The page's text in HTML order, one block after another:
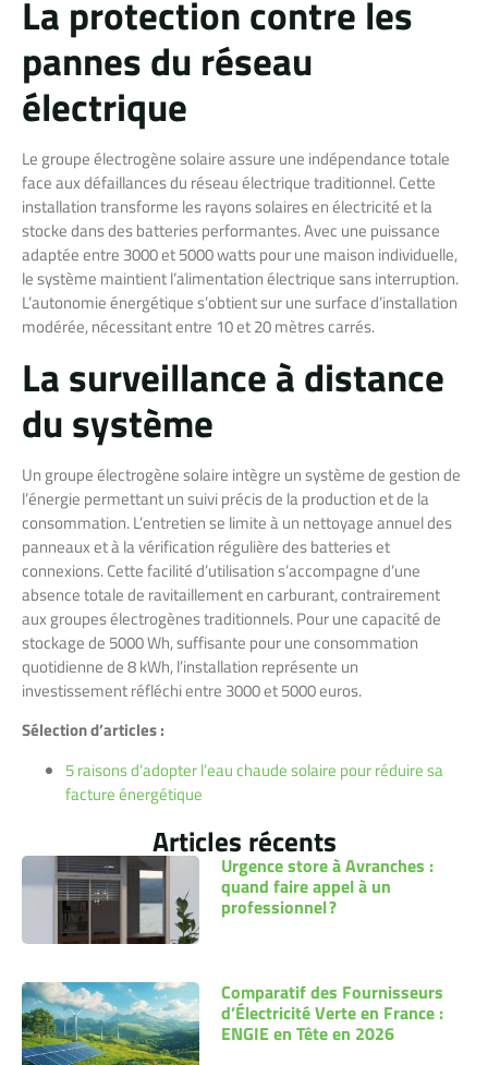
La protection contre les
pannes du réseau
électrique
Le groupe électrogène solaire assure une indépendance totale
face aux défaillances du réseau électrique traditionnel. Cette
installation transforme les rayons solaires en électricité et la
stocke dans des batteries performantes. Avec une puissance
adaptée entre 3000 et 5000 watts pour une maison individuelle,
le système maintient l’alimentation électrique sans interruption.
L’autonomie énergétique s’obtient sur une surface d’installation
modérée, nécessitant entre 10 et 20 mètres carrés.
La surveillance à distance
du système
Un groupe électrogène solaire intègre un système de gestion de
l’énergie permettant un suivi précis de la production et de la
consommation. L’entretien se limite à un nettoyage annuel des
panneaux et à la vérification régulière des batteries et
connexions. Cette facilité d’utilisation s’accompagne d’une
absence totale de ravitaillement en carburant, contrairement
aux groupes électrogènes traditionnels. Pour une capacité de
stockage de 5000 Wh, suffisante pour une consommation
quotidienne de 8 kWh, l’installation représente un
investissement réfléchi entre 3000 et 5000 euros.
Sélection d’articles :
5 raisons d’adopter l’eau chaude solaire pour réduire sa
facture énergétique
Articles récents
Urgence store à Avranches :
quand faire appel à un
professionnel ?
Comparatif des Fournisseurs
d’Électricité Verte en France :
ENGIE en Tête en 2026